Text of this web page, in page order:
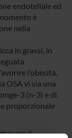
endoteliale ed
è
nella
in grassi, in
l’obesità.
OSA vi sia una
3 (n-3) e di
proporzionale
il